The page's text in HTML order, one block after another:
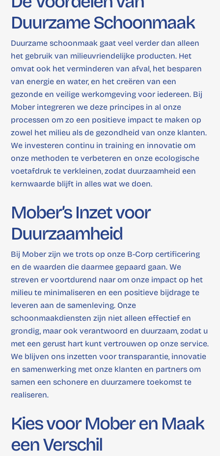
Duurzame Schoonmaak
Duurzame schoonmaak gaat veel verder dan alleen
het gebruik van milieuvriendelijke producten. Het
omvat ook het verminderen van afval, het besparen
van energie en water, en het creëren van een
gezonde en veilige werkomgeving voor iedereen. Bij
Mober integreren we deze principes in al onze
processen om zo een positieve impact te maken op
zowel het milieu als de gezondheid van onze klanten.
We investeren continu in training en innovatie om
onze methoden te verbeteren en onze ecologische
voetafdruk te verkleinen, zodat duurzaamheid een
kernwaarde blijft in alles wat we doen.
Mober’s Inzet voor
Duurzaamheid
Bij Mober zijn we trots op onze B-Corp certificering
en de waarden die daarmee gepaard gaan. We
streven er voortdurend naar om onze impact op het
milieu te minimaliseren en een positieve bijdrage te
leveren aan de samenleving. Onze
schoonmaakdiensten zijn niet alleen effectief en
grondig, maar ook verantwoord en duurzaam, zodat u
met een gerust hart kunt vertrouwen op onze service.
We blijven ons inzetten voor transparantie, innovatie
en samenwerking met onze klanten en partners om
samen een schonere en duurzamere toekomst te
realiseren.
Kies voor Mober en Maak
een Verschil